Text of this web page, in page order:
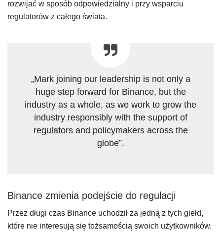
rozwijać w sposób odpowiedzialny i przy wsparciu
regulatorów z całego świata.
„Mark joining our leadership is not only a
huge step forward for Binance, but the
industry as a whole, as we work to grow the
industry responsibly with the support of
regulators and policymakers across the
globe”.
Binance zmienia podejście do regulacji
Przez długi czas Binance uchodził za jedną z tych giełd,
które nie interesują się tożsamością swoich użytkowników.